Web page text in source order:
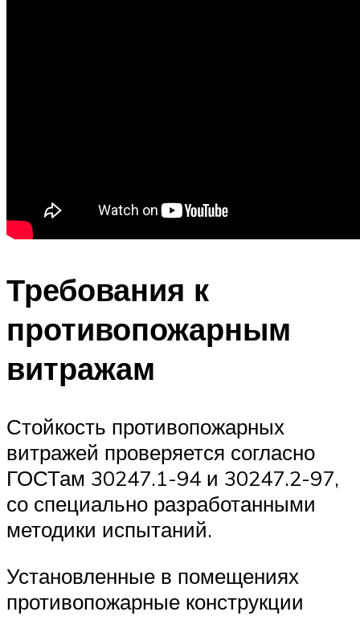
Требования к
противопожарным
витражам
Стойкость противопожарных
витражей проверяется согласно
ГОСТам 30247.1-94 и 30247.2-97,
со специально разработанными
методики испытаний.
Установленные в помещениях
противопожарные конструкции